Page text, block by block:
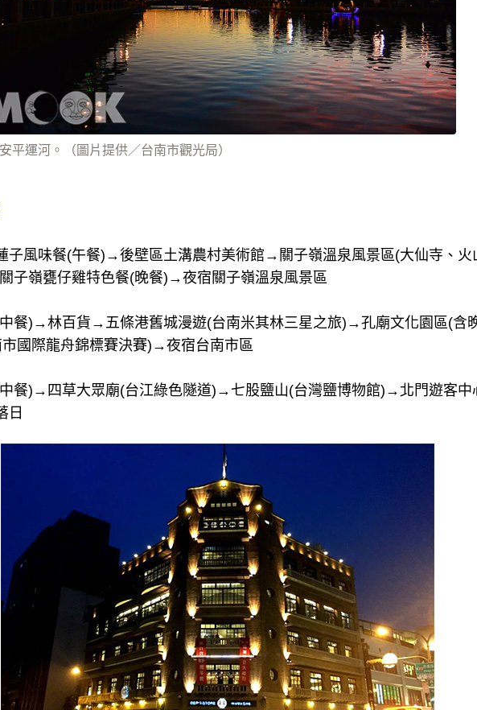
平運河。（圖片提供／台南市觀光局）
子風味餐(午餐)→後壁區土溝農村美術館→關子嶺溫泉風景區(大仙寺、火
子嶺甕仔雞特色餐(晚餐)→夜宿關子嶺溫泉風景區
餐)→林百貨→五條港舊城漫遊(台南米其林三星之旅)→孔廟文化園區(含
國際龍舟錦標賽決賽)→夜宿台南市區
餐)→四草大眾廟(台江綠色隧道)→七股鹽山(台灣鹽博物館)→北門遊客
日